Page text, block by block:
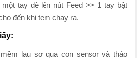
tay đè lên nút Feed >> 1 tay bật
đến khi tem chạy ra.
lau sơ qua con sensor và tháo